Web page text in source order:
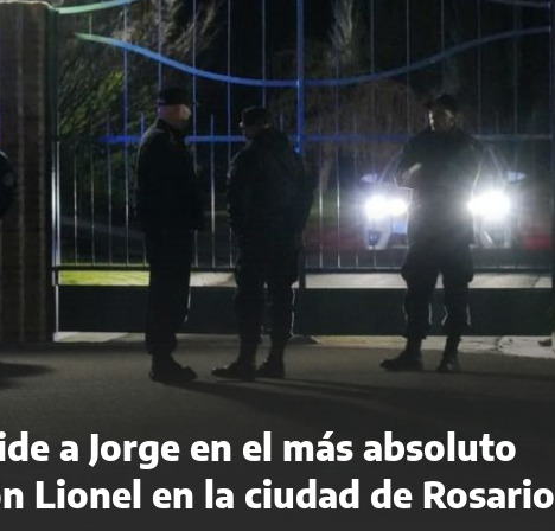
a Jorge en el más absoluto
Lionel en la ciudad de Rosario